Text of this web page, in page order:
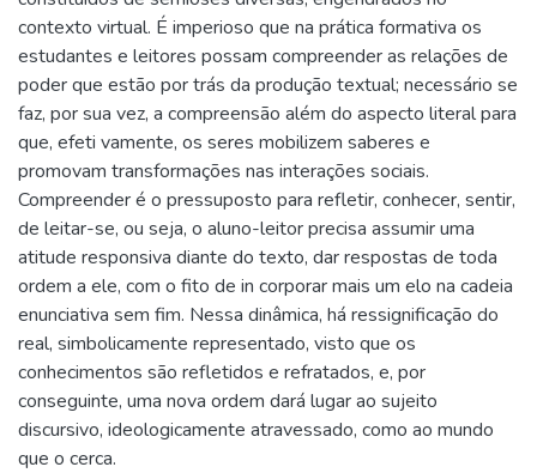
contexto virtual. É imperioso que na prática formativa os
estudantes e leitores possam compreender as relações de
poder que estão por trás da produção textual; necessário se
faz, por sua vez, a compreensão além do aspecto literal para
que, efeti vamente, os seres mobilizem saberes e
promovam transformações nas interações sociais.
Compreender é o pressuposto para refletir, conhecer, sentir,
de leitar-se, ou seja, o aluno-leitor precisa assumir uma
atitude responsiva diante do texto, dar respostas de toda
ordem a ele, com o fito de in corporar mais um elo na cadeia
enunciativa sem fim. Nessa dinâmica, há ressignificação do
real, simbolicamente representado, visto que os
conhecimentos são refletidos e refratados, e, por
conseguinte, uma nova ordem dará lugar ao sujeito
discursivo, ideologicamente atravessado, como ao mundo
que o cerca.